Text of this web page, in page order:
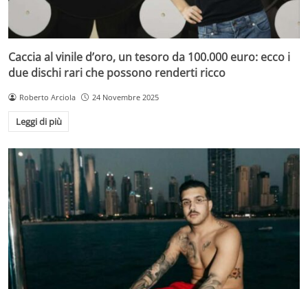
Caccia al vinile d’oro, un tesoro da 100.000 euro: ecco i
due dischi rari che possono renderti ricco
Roberto Arciola 24 Novembre 2025
Leggi di più